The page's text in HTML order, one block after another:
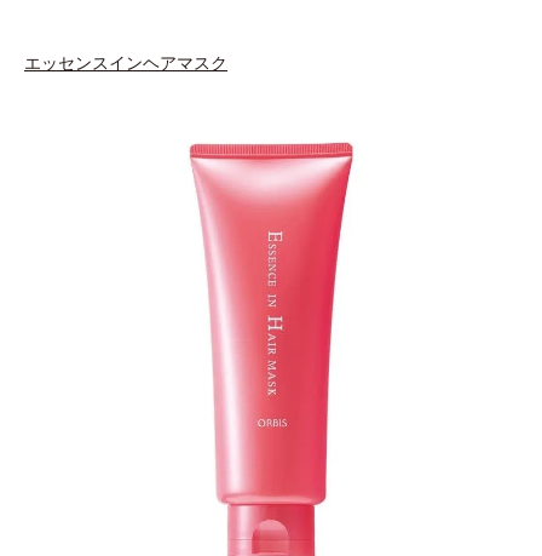
エッセンスインヘアマスク